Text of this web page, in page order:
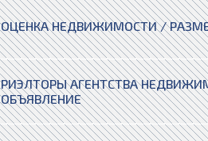
ОЦЕНКА НЕДВИЖИМОСТИ /
РИЭЛТОРЫ АГЕНТСТВА
ОБЪЯВЛЕНИЕ